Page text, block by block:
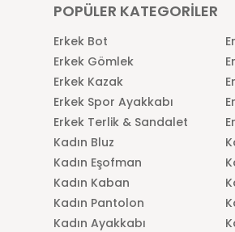
POPÜLER KATEGORİLER
Erkek Bot
Erkek Gömlek
Erkek Kazak
Erkek Spor Ayakkabı
Erkek Terlik & Sandalet
Kadın Bluz
Kadın Eşofman
Kadın Kaban
Kadın Pantolon
Kadın Ayakkabı